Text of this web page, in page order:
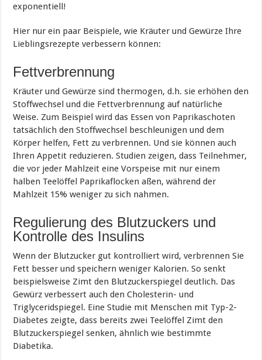
exponentiell!
Hier nur ein paar Beispiele, wie Kräuter und Gewürze Ihre
Lieblingsrezepte verbessern können:
Fettverbrennung
Kräuter und Gewürze sind thermogen, d.h. sie erhöhen den
Stoffwechsel und die Fettverbrennung auf natürliche
Weise. Zum Beispiel wird das Essen von Paprikaschoten
tatsächlich den Stoffwechsel beschleunigen und dem
Körper helfen, Fett zu verbrennen. Und sie können auch
Ihren Appetit reduzieren. Studien zeigen, dass Teilnehmer,
die vor jeder Mahlzeit eine Vorspeise mit nur einem
halben Teelöffel Paprikaflocken aßen, während der
Mahlzeit 15% weniger zu sich nahmen.
Regulierung des Blutzuckers und
Kontrolle des Insulins
Wenn der Blutzucker gut kontrolliert wird, verbrennen Sie
Fett besser und speichern weniger Kalorien. So senkt
beispielsweise Zimt den Blutzuckerspiegel deutlich. Das
Gewürz verbessert auch den Cholesterin- und
Triglyceridspiegel. Eine Studie mit Menschen mit Typ-2-
Diabetes zeigte, dass bereits zwei Teelöffel Zimt den
Blutzuckerspiegel senken, ähnlich wie bestimmte
Diabetika.